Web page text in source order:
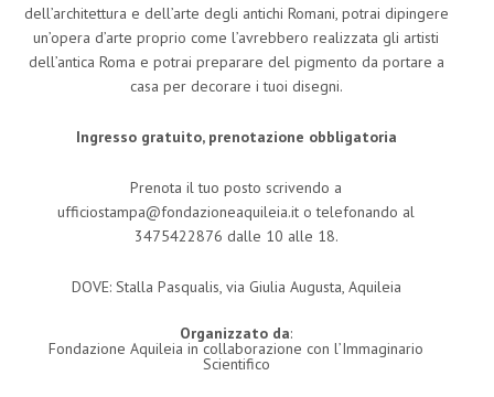
dell’architettura e dell’arte degli antichi Romani, potrai dipingere
un’opera d’arte proprio come l’avrebbero realizzata gli artisti
dell’antica Roma e potrai preparare del pigmento da portare a
casa per decorare i tuoi disegni.
Ingresso gratuito, prenotazione obbligatoria
Prenota il tuo posto scrivendo a
ufficiostampa@fondazioneaquileia.it o telefonando al
3475422876 dalle 10 alle 18.
DOVE: Stalla Pasqualis, via Giulia Augusta, Aquileia
Organizzato da:
Fondazione Aquileia in collaborazione con l’Immaginario
Scientifico